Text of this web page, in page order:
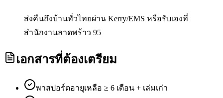
ส่งคืนถึงบ้านทั่วไทยผ่าน Kerry/EMS หรือรับเองที่
สำนักงานลาดพร้าว 95
เอกสารที่ต้องเตรียม
พาสปอร์ตอายุเหลือ ≥ 6 เดือน + เล่มเก่า